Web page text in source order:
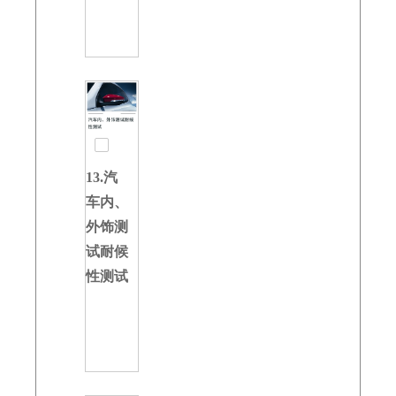
13.汽
车内、
外饰测
试耐候
性测试